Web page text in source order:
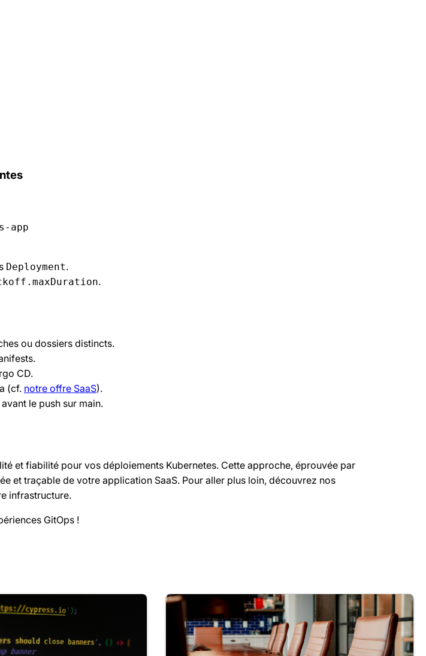
app
Deployment.
.
ou dossiers distincts.
CD.
(cf. notre offre SaaS).
le push sur main.
et fiabilité pour vos déploiements Kubernetes. Cette approche, éprouvée par
et traçable de votre application SaaS. Pour aller plus loin, découvrez nos
infrastructure.
GitOps !